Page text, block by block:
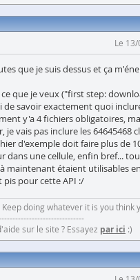
Le
que je suis dessus et ça
que je veux ("first step:
de savoir exactement quoi
y'a 4 fichiers obligatoires,
vais pas inclure les 64645468
d'exemple doit faire plus de
dans une cellule, enfin bref...
maintenant étaient utilisables
pour cette API :/
doing whatever it is you think
sur le site ? Essayez par ici :)